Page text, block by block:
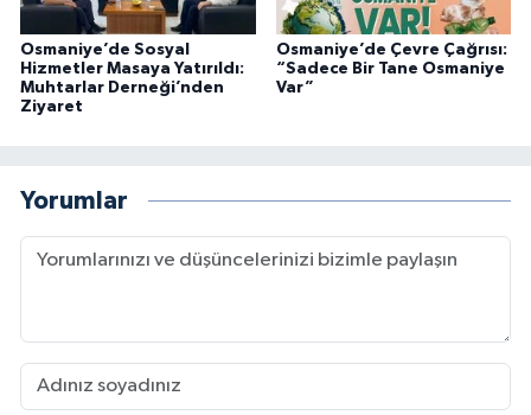
Osmaniye’de Sosyal
Hizmetler Masaya Yatırıldı:
Muhtarlar Derneği’nden
Ziyaret
Osmaniye’de Çevre Çağrısı:
“Sadece Bir Tane Osmaniye
Var”
Yorumlar